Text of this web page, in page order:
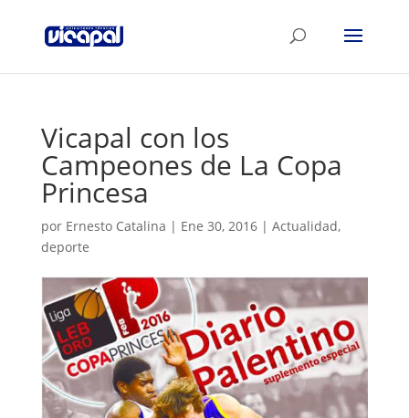
Vicapal con los
Campeones de La Copa
Princesa
por Ernesto Catalina | Ene 30, 2016| Actualidad,
deporte